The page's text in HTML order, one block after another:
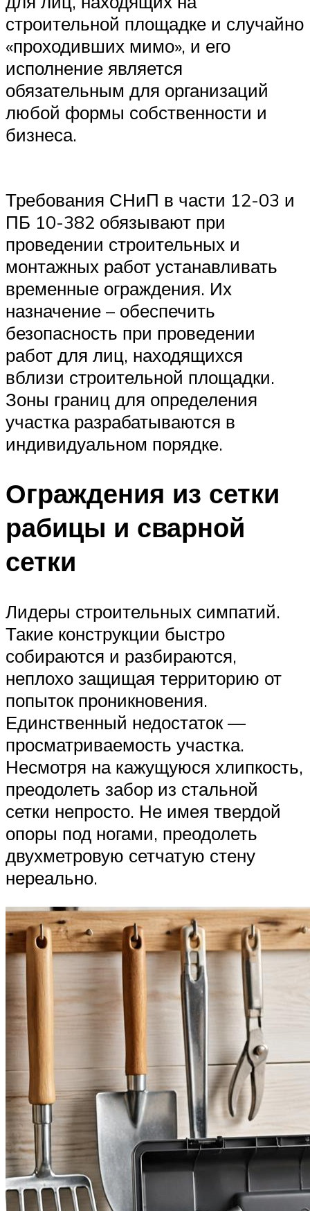
строительной площадке и случайно
«проходивших мимо», и его
исполнение является
обязательным для организаций
любой формы собственности и
бизнеса.
Требования СНиП в части 12-03 и
ПБ 10-382 обязывают при
проведении строительных и
монтажных работ устанавливать
временные ограждения. Их
назначение – обеспечить
безопасность при проведении
работ для лиц, находящихся
вблизи строительной площадки.
Зоны границ для определения
участка разрабатываются в
индивидуальном порядке.
Ограждения из сетки
рабицы и сварной
сетки
Лидеры строительных симпатий.
Такие конструкции быстро
собираются и разбираются,
неплохо защищая территорию от
попыток проникновения.
Единственный недостаток —
просматриваемость участка.
Несмотря на кажущуюся хлипкость,
преодолеть забор из стальной
сетки непросто. Не имея твердой
опоры под ногами, преодолеть
двухметровую сетчатую стену
нереально.